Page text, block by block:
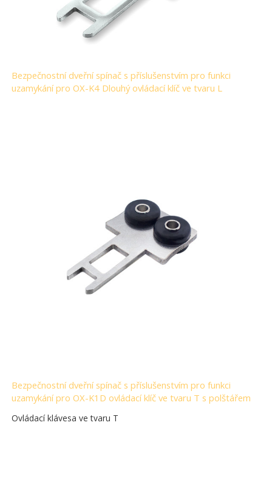
Bezpečnostní dveřní spínač s příslušenstvím pro funkci
uzamykání pro OX-K4 Dlouhý ovládací klíč ve tvaru L
Bezpečnostní dveřní spínač s příslušenstvím pro funkci
uzamykání pro OX-K1D ovládací klíč ve tvaru T s polštářem
Ovládací klávesa ve tvaru T